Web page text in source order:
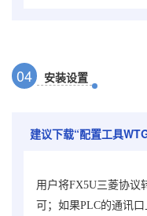
04 安装设置
建议下载“配置工具
用户将FX5U三菱协议
可；如果PLC的通讯